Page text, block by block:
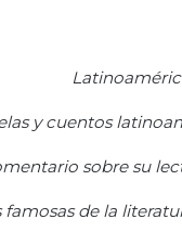
y cuentos
sobre su
famosas de la